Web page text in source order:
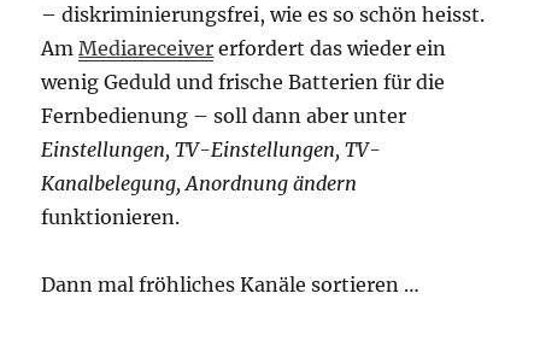
– diskriminierungsfrei, wie es so schön heisst.
Am Mediareceiver erfordert das wieder ein
wenig Geduld und frische Batterien für die
Fernbedienung – soll dann aber unter
Einstellungen, TV-Einstellungen, TV-
Kanalbelegung, Anordnung ändern
funktionieren.
Dann mal fröhliches Kanäle sortieren …